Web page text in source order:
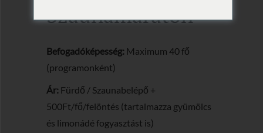
Szaunamaraton
Befogadóképesség: Maximum 40 fő
(programonként)
Ár: Fürdő / Szaunabelépő +
500Ft/fő/felöntés (tartalmazza gyümölcs
és limonádé fogyasztást is)